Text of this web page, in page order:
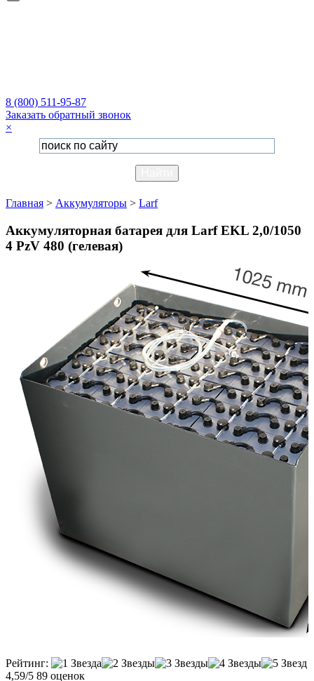
8 (800) 511-95-87
Заказать обратный звонок
×
Главная > Аккумуляторы > Larf
Аккумуляторная батарея для Larf EKL 2,0/1050
4 PzV 480 (гелевая)
Рейтинг:
4,59/5 89 оценок